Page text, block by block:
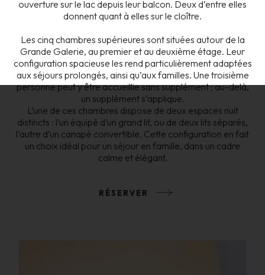
ouverture sur le lac depuis leur balcon. Deux d’entre elles
donnent quant à elles sur le cloître.
Les cinq chambres supérieures sont situées autour de la
Grande Galerie, au premier et au deuxième étage. Leur
configuration spacieuse les rend particulièrement adaptées
aux séjours prolongés, ainsi qu’aux familles. Une troisième
personne peut y être accueillie sans supplément ; au-delà,
un supplément s’applique.
L’une de ces chambres dispose de deux espaces nuit
distincts : l’un équipé d’un grand lit, ou de deux lits séparés,
l’autre d’un canapé convertible. Cette configuration en fait
un choix idéal pour un séjour en famille, dans un cadre
calme et élégant.
RÉSERVER